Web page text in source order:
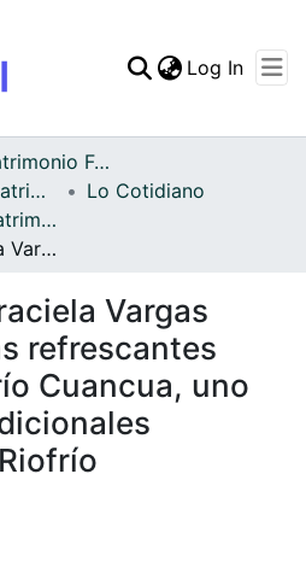
Statistics
Log In
Archivo del Patrimonio Fotográfico y Fílmico del Valle del Cauca
Fondo Archivo del Patrimonio Fotográfico y Fílmico del Valle del Cauca
Lo Cotidiano
APFFVC - Moda - Patrimonial
Ana Beiba y Graciela Vargas disfrutan de las refrescantes cascadas del río Cuancua, uno de los más tradicionales bañaderos de Riofrío
Vargas
refrescantes
Cuancua, uno